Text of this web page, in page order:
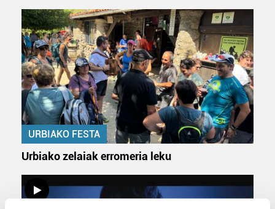
URBIAKO FESTA
Urbiako zelaiak erromeria leku